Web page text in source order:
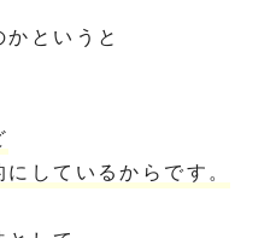
というと
しているからです。